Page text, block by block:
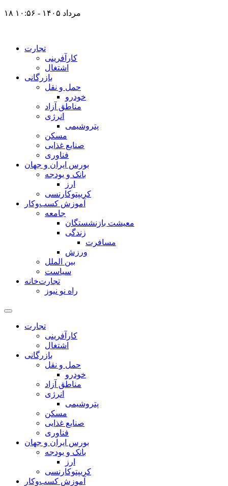
۱۸ مرداد ۱۴۰۵ - ۱۰:۵۶
تجارت
کارآفرینی
اشتغال
بازرگانی
حمل و نقل
خودرو
مناطق آزاد
انرژی
پتروشیمی
مسکن
صنایع غذایی
فناوری
بورس ایران و جهان
بانک و بودجه
ارز
کریپتوکارنسی
آموزش کسب‌وکار
جامعه
معیشت بازنشستگان
زندگی
مسافرت
ورزش
بین الملل
سیاست
تجارت‌خانه
راه نو نیوز
تجارت
کارآفرینی
اشتغال
بازرگانی
حمل و نقل
خودرو
مناطق آزاد
انرژی
پتروشیمی
مسکن
صنایع غذایی
فناوری
بورس ایران و جهان
بانک و بودجه
ارز
کریپتوکارنسی
آموزش کسب‌وکار